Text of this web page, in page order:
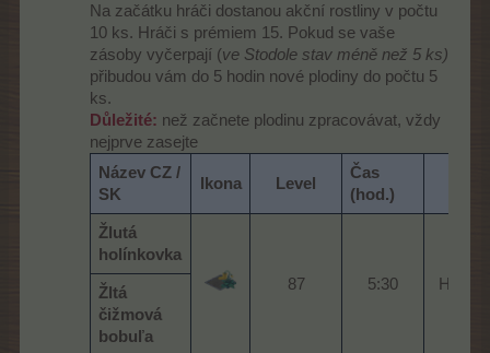
Na začátku hráči dostanou akční rostliny v počtu
10 ks. Hráči s prémiem 15. Pokud se vaše
zásoby vyčerpají (ve Stodole stav méně než 5 ks)
přibudou vám do 5 hodin nové plodiny do počtu 5
ks.
Důležité: než začnete plodinu zpracovávat, vždy
nejprve zasejte
Název CZ /
SK
Ikona Level
Čas
(hod.)
Žlutá
holínkovka
87​
5:30​ Hlavní
Žltá
čižmová
bobuľa